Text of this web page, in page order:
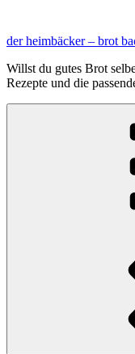
springen
der heimbäcker – brot
Willst du gutes Brot
Rezepte und die